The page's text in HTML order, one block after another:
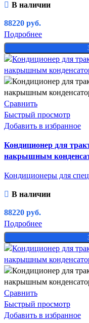
В наличии
88220 руб.
Подробнее
Сравнить
Быстрый просмотр
Добавить в избранное
Кондиционер для
накрышным
Кондиционеры для
В наличии
88220 руб.
Подробнее
Сравнить
Быстрый просмотр
Добавить в избранное